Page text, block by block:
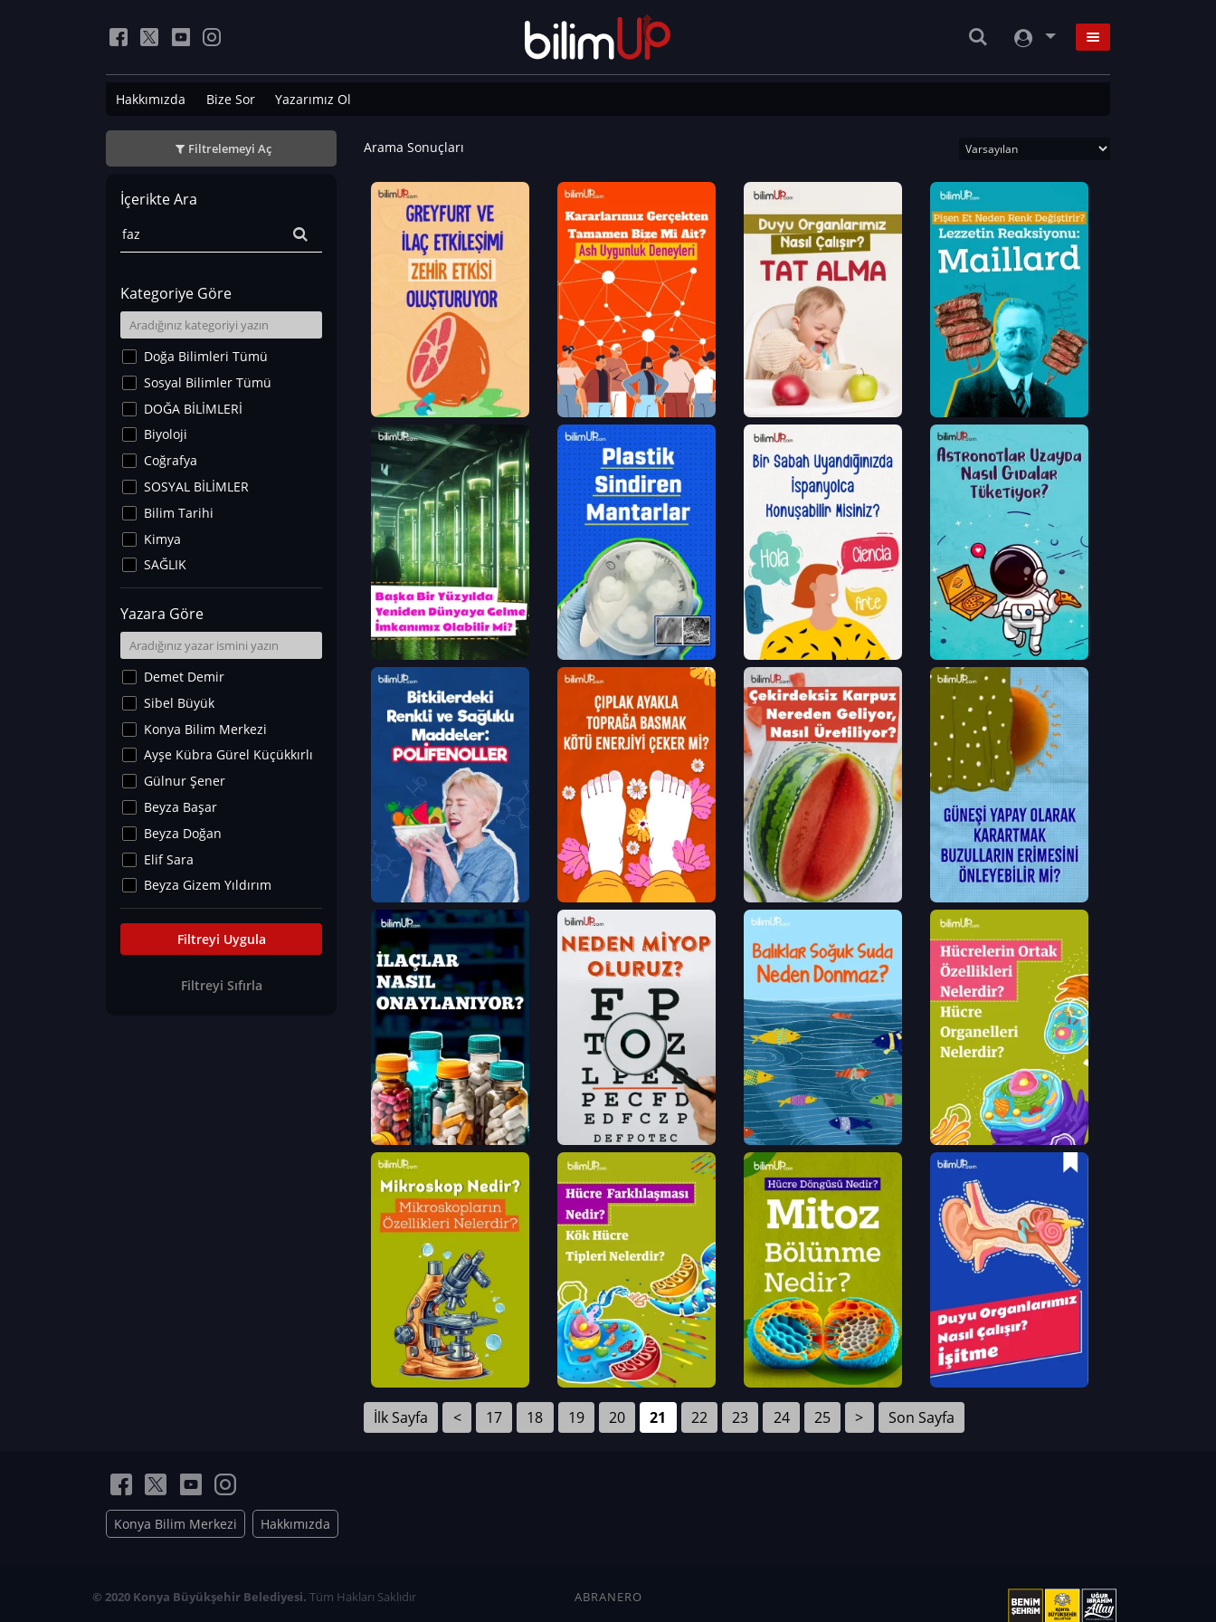
Hakkımızda Bize Sor Yazarımız Ol
Filtrelemeyi Aç
İçerikte Ara
Kategoriye Göre
Doğa Bilimleri Tümü
Sosyal Bilimler Tümü
DOĞA BİLİMLERİ
Biyoloji
Coğrafya
SOSYAL BİLİMLER
Bilim Tarihi
Kimya
SAĞLIK
Sanat Tarihi
Fizik
Yer Bilimleri
Astronomi ve Uzay
Noroloji
Matematik
Teknoloji
İklim Değişikliği
Arkeoloji
Kültür&Sanat
Yaşam Tavsiyeleri
Merakoloji
Eğitim Bilimleri
Yazara Göre
Demet Demir
Sibel Büyük
Konya Bilim Merkezi
Ayşe Kübra Gürel Küçükkırlı
Gülnur Şener
Beyza Başar
Beyza Doğan
Elif Sara
Beyza Gizem Yıldırım
İlknur İyigökler
Büşra Elif Kıvrak
Can TORUN
Filtreyi Uygula
Filtreyi Sıfırla
Arama Sonuçları
İlk Sayfa < 17 18 19 20 21 22 23 24 25 > Son Sayfa
Konya Bilim Merkezi Hakkımızda
© 2020 Konya Büyükşehir Belediyesi. Tüm Hakları Saklıdır ABRANERO